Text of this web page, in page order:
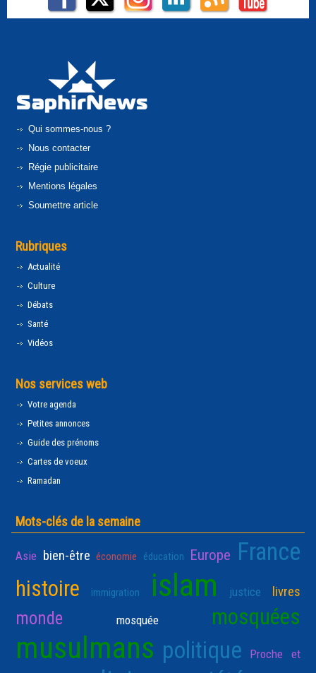
Qui sommes-nous ?
Nous contacter
Régie publicitaire
Mentions légales
Soumettre article
Rubriques
Actualité
Culture
Débats
Santé
Vidéos
Nos services web
Votre agenda
Petites annonces
Guide des prénoms
Cartes de voeux
Ramadan
Mots-clés de la semaine
Asie bien-être économie éducation Europe France
histoire immigration islam justice livres
monde mosquée mosquées
musulmans politique Proche et